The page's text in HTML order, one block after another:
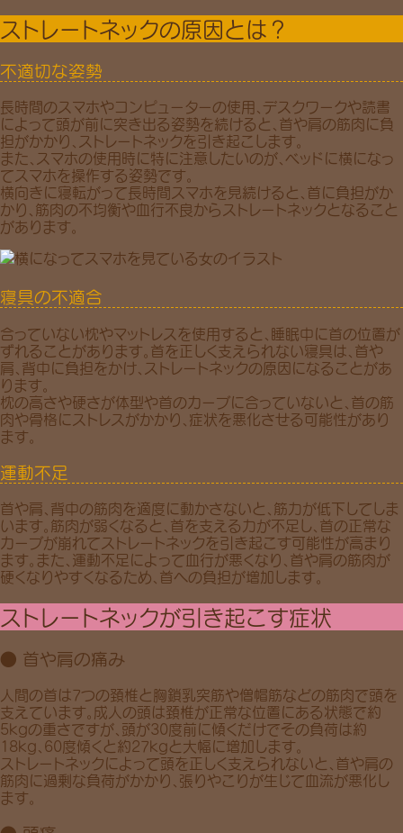
ストレートネックの原因とは？
不適切な姿勢
長時間のスマホやコンピューターの使用、デスクワークや読書
によって頭が前に突き出る姿勢を続けると、首や肩の筋肉に負
担がかかり、ストレートネックを引き起こします。
また、スマホの使用時に特に注意したいのが、 ベッドに横になっ
てスマホを操作する姿勢です。
横向きに寝転がって長時間スマホを見続けると、首に負担がか
かり、筋肉の不均衡や血行不良からストレートネックとなること
があります。
寝具の不適合
合っていない枕やマットレスを使用すると、睡眠中に首の位置が
ずれる ことがあります。首を正しく支えられない寝具は、首や
肩、背中に負担をかけ、ストレートネックの原因になることがあ
ります。
枕の高さや硬さが体型や首のカーブに合っていないと、首の筋
肉や骨格にストレスがかかり、症状を悪化させる可能性があり
ます。
運動不足
首や肩、背中の筋肉を適度に動かさないと、 筋力が低下 してしま
います。筋肉が弱くなると、首を支える力が不足し、首の正常な
カーブが崩れてストレートネックを引き起こす可能性が高まり
ます。また、運動不足によって血行が悪くなり 、首や肩の筋肉が
硬くなりやすくなるため、首への負担が増加します。
ストレートネックが引き起こす症状
● 首や肩の痛み
人間の首は7つの頚椎と胸鎖乳突筋や僧帽筋などの筋肉で頭を
支えています。成人の頭は頚椎が正常な位置にある状態で約
5kgの重さですが、頭が30度前に傾くだけでその負荷は約
18kg、60度傾くと約27kgと大幅に増加します。
ストレートネックによって頭を正しく支えられないと、首や肩の
筋肉に過剰な負荷がかかり、張りやこりが生じて血流が悪化し
ます。